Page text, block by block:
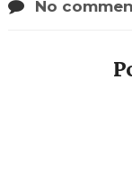
No